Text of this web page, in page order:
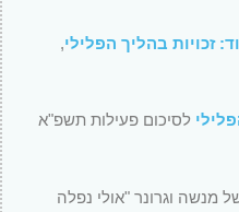
זכויות בהליך הפלילי,
לסיכום פעילות תשפ"א
מנשה וגרונר "אולי נפלה